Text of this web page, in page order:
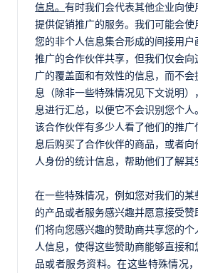
信息。 有时我们会代表其他企业向
提供促销推广的服务。我们可能会使
您的非个人信息集合形成的间接用
推广的合作伙伴共享，但我们仅会向
广的覆盖面和有效性的信息，而不
息（除非一些特殊情况见下文说明
息进行汇总，以便它不会识别您个
该合作伙伴有多少人看了他们的推
息后购买了合作伙伴的商品，或者
人身份的统计信息，帮助他们了解其
在一些特殊情况，例如您对我们的
的产品或者服务感兴趣并愿意接受
们将向您感兴趣的赞助商共享您的
人信息，使得这些赞助商能够直接
品或者服务资料。在这些特殊情况